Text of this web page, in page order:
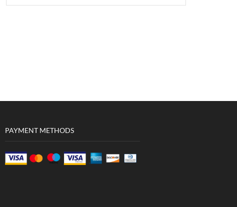
PAYMENT METHODS